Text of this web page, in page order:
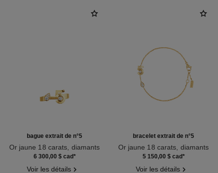
bague extrait de n°5
Or jaune 18 carats, diamants
Réf. J129056 300,00 $ cad*
Voir les détails
bracelet extrait de n°5
Or jaune 18 carats, diamants
Réf. J129065 150,00 $ cad*
Voir les détails